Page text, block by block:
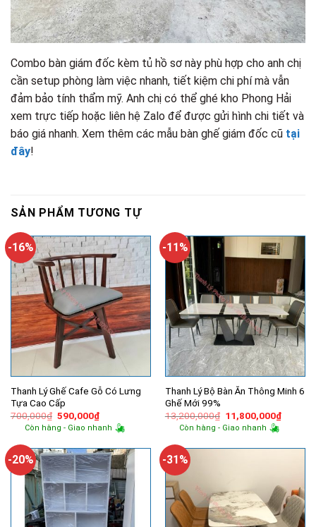
Combo bàn giám đốc kèm tủ hồ sơ này phù hợp cho anh chị
cần setup phòng làm việc nhanh, tiết kiệm chi phí mà vẫn
đảm bảo tính thẩm mỹ. Anh chị có thể ghé kho Phong Hải
xem trực tiếp hoặc liên hệ Zalo để được gửi hình chi tiết và
báo giá nhanh. Xem thêm các mẫu bàn ghế giám đốc cũ tại
đây!
SẢN PHẨM TƯƠNG TỰ
-16%
Thanh Lý Ghế Cafe Gỗ Có Lưng
Tựa Cao Cấp
700,000₫ Giá
gốc
là:
590,000₫Giá
hiện
tại
590,000₫.
Còn hàng - Giao nhanh
-11%
Thanh Lý Bộ Bàn Ăn Thông Minh 6
Ghế Mới 99%
13,200,000₫ Giá
gốc
là:
11,800,000₫Giá
hiện
Còn hàng - Giao nhanh
-20% -31%